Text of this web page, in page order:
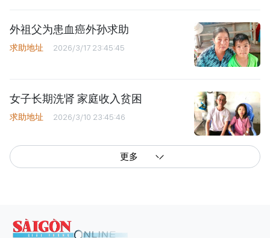
外祖父为患血癌外孙求助
求助地址 2026/3/17 23:45:45
女子长期洗肾 家庭收入贫困
求助地址 2026/3/10 23:45:46
更多